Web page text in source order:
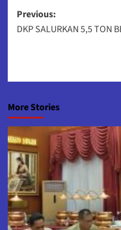
Post
navigation
Previous:
DKP SALURKAN 5,5 TON
More Stories